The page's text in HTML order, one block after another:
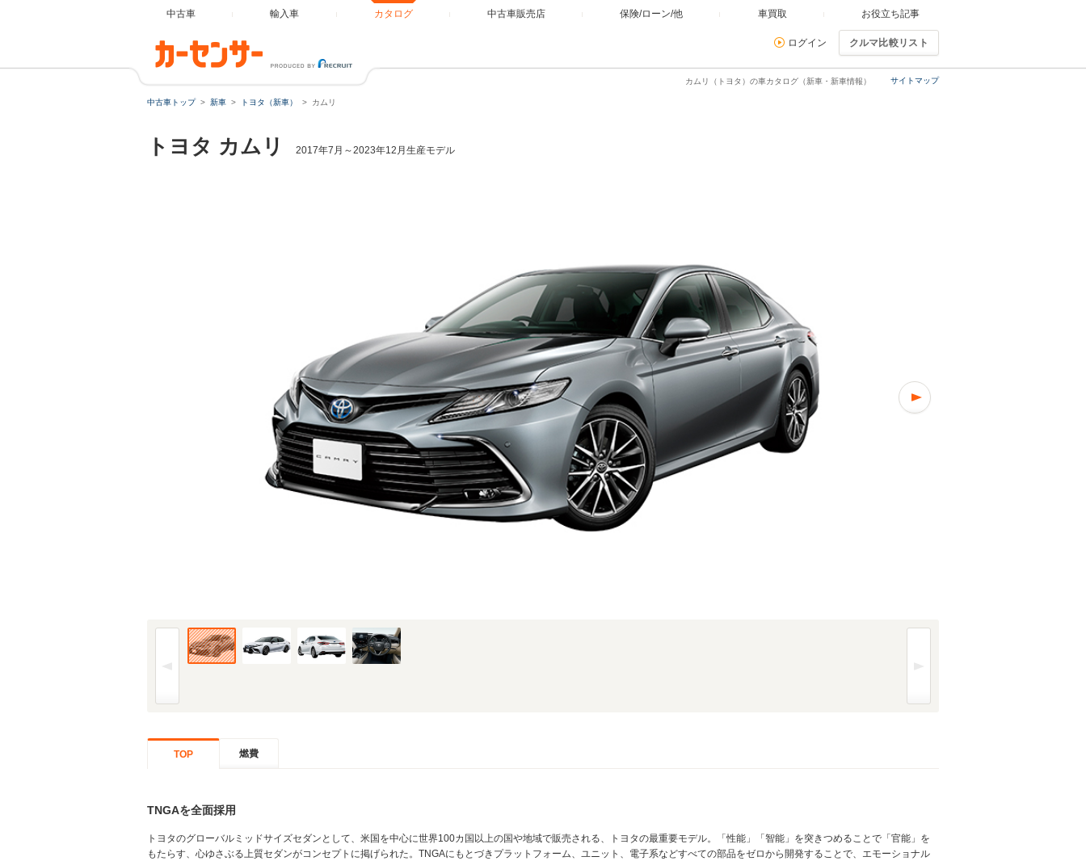
中古車 輸入車 カタログ 中古車販売店 保険/ローン/他 車買取 お役立ち記事
ログイン クルマ比較リスト
サイトマップ
カムリ（トヨタ）の車カタログ（新車・新車情報）
中古車トップ 新車 トヨタ（新車） カムリ
トヨタ カムリ 2017年7月～2023年12月生産モデル
21年(R3)2月、MC時のフロント。仕様はグレードにより異なります (1/4枚)
TOP 燃費
TNGAを全面採用
トヨタのグローバルミッドサイズセダンとして、米国を中心に世界100カ国以上の国や地域で販売される、トヨタの最重要モデル。「性能」「智能」を突きつめることで「官能」を
もたらす、心ゆさぶる上質セダンがコンセプトに掲げられた。TNGAにもとづきプラットフォーム、ユニット、電子系などすべての部品をゼロから開発することで、エモーショナル